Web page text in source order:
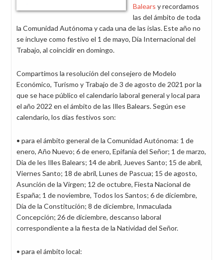
Balears y recordamos
las del ámbito de toda
la Comunidad Autónoma y cada una de las islas. Este año no
se incluye como festivo el 1 de mayo, Día Internacional del
Trabajo, al coincidir en domingo.
Compartimos la resolución del consejero de Modelo
Económico, Turismo y Trabajo de 3 de agosto de 2021 por la
que se hace público el calendario laboral general y local para
el año 2022 en el ámbito de las Illes Balears. Según ese
calendario, los días festivos son:
• para el ámbito general de la Comunidad Autónoma: 1 de
enero, Año Nuevo; 6 de enero, Epifanía del Señor; 1 de marzo,
Dia de les Illes Balears; 14 de abril, Jueves Santo; 15 de abril,
Viernes Santo; 18 de abril, Lunes de Pascua; 15 de agosto,
Asunción de la Virgen; 12 de octubre, Fiesta Nacional de
España; 1 de noviembre, Todos los Santos; 6 de diciembre,
Día de la Constitución; 8 de diciembre, Inmaculada
Concepción; 26 de diciembre, descanso laboral
correspondiente a la fiesta de la Natividad del Señor.
• para el ámbito local: